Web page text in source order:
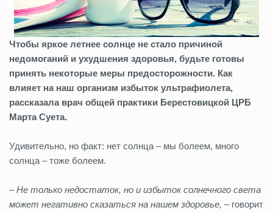
Чтобы яркое летнее солнце не стало причиной
недомоганий и ухудшения здоровья, будьте готовы
принять некоторые меры предосторожности. Как
влияет на наш организм избыток ультрафиолета,
рассказала врач общей практики Берестовицкой ЦРБ
Марта Суета.
Удивительно, но факт: нет солнца – мы болеем, много
солнца – тоже болеем.
– Не только недостаток, но и избыток солнечного света
может негативно сказаться на нашем здоровье, – говорит